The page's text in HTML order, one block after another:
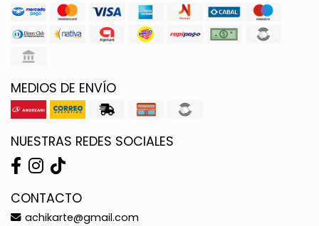
MEDIOS DE ENVÍO
NUESTRAS REDES SOCIALES
CONTACTO
achikarte@gmail.com